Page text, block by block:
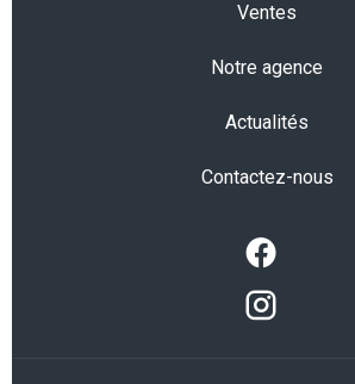
Ventes
Notre agence
Actualités
Contactez-nous